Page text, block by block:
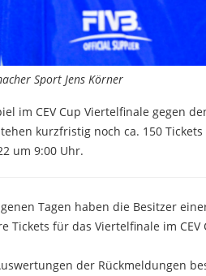
Sport Jens Körner
im CEV Cup Viertelfinale gegen
kurzfristig noch ca. 150
um 9:00 Uhr.
Tagen haben die Besitzer
Tickets für das Viertelfinale im
der Rückmeldungen